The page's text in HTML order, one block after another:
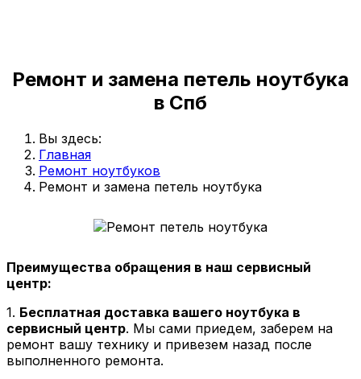
Ремонт и замена петель ноутбука
в Спб
Вы здесь:
Главная
Ремонт ноутбуков
Ремонт и замена петель ноутбука
Преимущества обращения в наш сервисный
центр:
1. Бесплатная доставка вашего ноутбука в
сервисный центр. Мы сами приедем, заберем на
ремонт вашу технику и привезем назад после
выполненного ремонта.